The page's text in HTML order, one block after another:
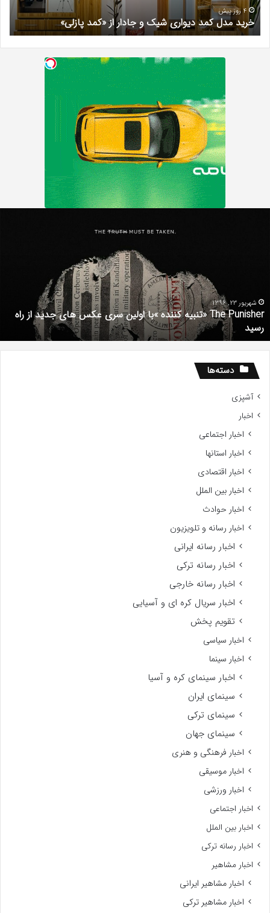
«کمد
پازلی»
4 روز پیش
خرید مدل کمد دیواری شیک و جادار از «کمد پازلی»
عکس
های
جدید
از
راه
رسید
شهریور 23, 1396
The Punisher «تنبیه کننده »با اولین سری عکس های جدید از راه
رسید
دسته‌ها
آشپزی
اخبار
اخبار اجتماعی
اخبار استانها
اخبار اقتصادی
اخبار بین الملل
اخبار حوادث
اخبار رسانه و تلویزیون
اخبار رسانه ایرانی
اخبار رسانه ترکی
اخبار رسانه خارجی
اخبار سریال کره ای و آسیایی
تقویم پخش
اخبار سیاسی
اخبار سینما
اخبار سینمای کره و آسیا
سینمای ایران
سینمای ترکی
سینمای جهان
اخبار فرهنگی و هنری
اخبار موسیقی
اخبار ورزشی
اخبار اجتماعی
اخبار بین الملل
اخبار رسانه ترکی
اخبار مشاهیر
اخبار مشاهیر ایرانی
اخبار مشاهیر ترکی